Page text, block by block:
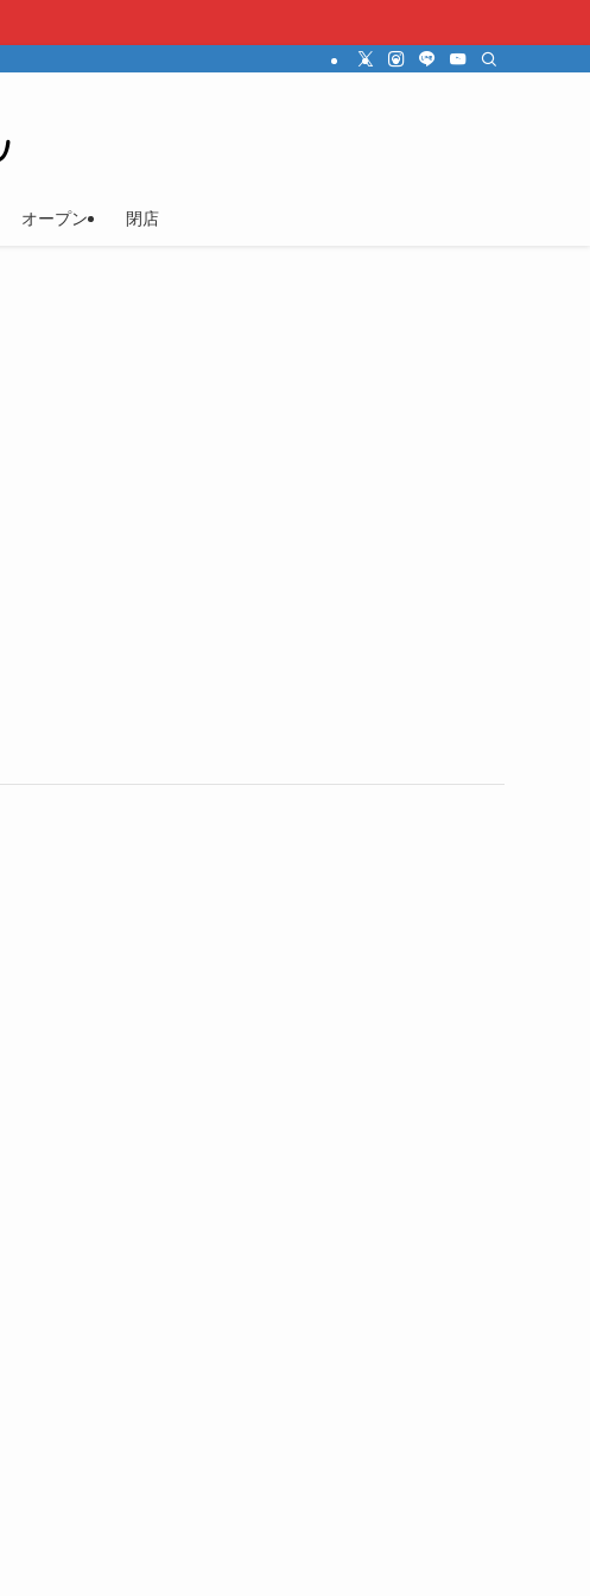
オープン 閉店